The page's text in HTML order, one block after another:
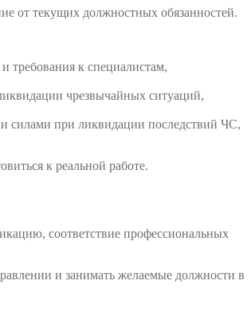
от текущих должностных обязанностей.
требования к специалистам,
чрезвычайных ситуаций,
силами при ликвидации последствий ЧС,
к реальной работе.
соответствие профессиональных
и занимать желаемые должности в